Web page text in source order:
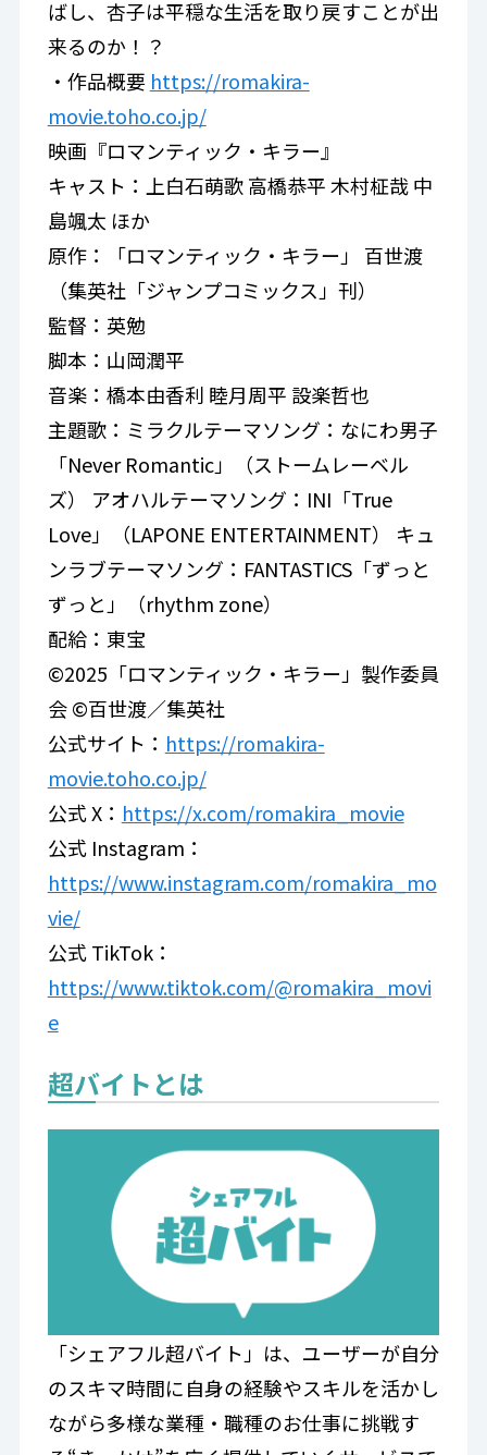
ばし、杏子は平穏な生活を取り戻すことが出
来るのか！？
・作品概要 https://romakira-
movie.toho.co.jp/
映画『ロマンティック・キラー』
キャスト：上白石萌歌 高橋恭平 木村柾哉 中
島颯太 ほか
原作：「ロマンティック・キラー」 百世渡
（集英社「ジャンプコミックス」刊）
監督：英勉
脚本：山岡潤平
音楽：橋本由香利 睦月周平 設楽哲也
主題歌：ミラクルテーマソング：なにわ男子
「Never Romantic」（ストームレーベル
ズ） アオハルテーマソング：INI「True
Love」（LAPONE ENTERTAINMENT） キュ
ンラブテーマソング：FANTASTICS「ずっと
ずっと」（rhythm zone）
配給：東宝
©2025「ロマンティック・キラー」製作委員
会 ©百世渡／集英社
公式サイト： https://romakira-
movie.toho.co.jp/
公式 X： https://x.com/romakira_movie
公式 Instagram：
https://www.instagram.com/romakira_mo
vie/
公式 TikTok：
https://www.tiktok.com/@romakira_movi
e
超バイトとは
「シェアフル超バイト」は、ユーザーが自分
のスキマ時間に自身の経験やスキルを活かし
ながら多様な業種・職種のお仕事に挑戦す